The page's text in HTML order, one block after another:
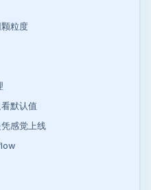
粒度
默认值
感觉上线